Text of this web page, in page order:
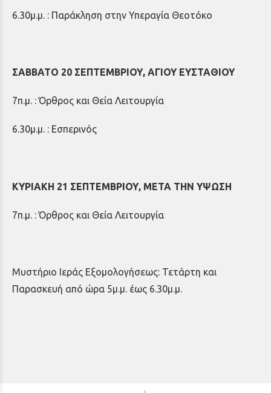
6.30μ.μ. : Παράκληση στην Υπεραγία Θεοτόκο
ΣΑΒΒΑΤΟ 20 ΣΕΠΤΕΜΒΡΙΟΥ, ΑΓΙΟΥ ΕΥΣΤΑΘΙΟΥ
7π.μ. : Όρθρος και Θεία Λειτουργία
6.30μ.μ. : Εσπερινός
ΚΥΡΙΑΚΗ 21 ΣΕΠΤΕΜΒΡΙΟΥ, ΜΕΤΑ ΤΗΝ ΥΨΩΣΗ
7π.μ. : Όρθρος και Θεία Λειτουργία
Μυστήριο Ιεράς Εξομολογήσεως: Τετάρτη και
Παρασκευή από ώρα 5μ.μ. έως 6.30μ.μ.